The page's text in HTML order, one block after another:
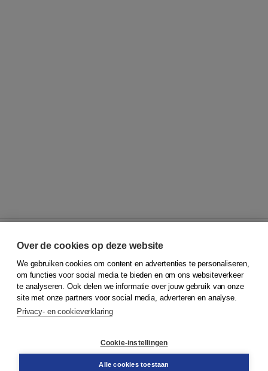
© 2026Koninklijke Boom uitgevers
Klantenservice
Service & informatie
Contact
Over de cookies op deze website
We gebruiken cookies om content en advertenties te personaliseren,
om functies voor social media te bieden en om ons websiteverkeer
te analyseren. Ook delen we informatie over jouw gebruik van onze
site met onze partners voor social media, adverteren en analyse.
Privacy- en cookieverklaring
Cookie-instellingen
Alle cookies toestaan